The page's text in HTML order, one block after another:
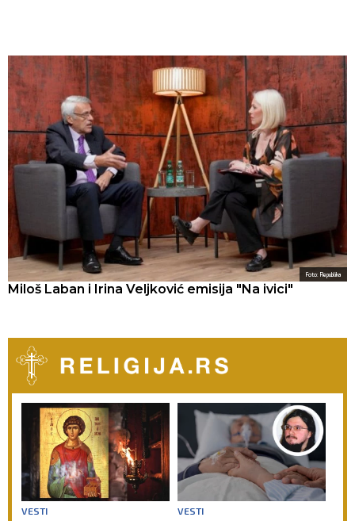
Foto: Republika
Miloš Laban i Irina Veljković emisija "Na ivici"
VESTI VESTI